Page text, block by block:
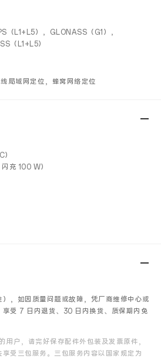
（L1+L5），GLONASS（G1），
（L1+L5）
局域网定位，蜂窝网络定位
闪充 100 W）
，如因质量问题或故障，凭厂商维修中心或
受 7 日内退货、30 日内换货、质保期内免
用户，请完好保存配件外包装及发票原件，
受三包服务。三包服务内容以国家规定为